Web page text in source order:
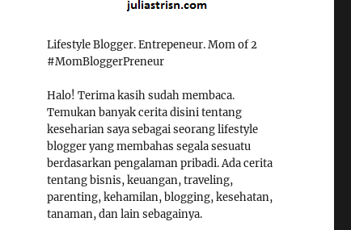
Lifestyle Blogger. Entrepeneur. Mom of 2
#MomBloggerPreneur
Halo! Terima kasih sudah membaca.
Temukan banyak cerita disini tentang
keseharian saya sebagai seorang lifestyle
blogger yang membahas segala sesuatu
berdasarkan pengalaman pribadi. Ada cerita
tentang bisnis, keuangan, traveling,
parenting, kehamilan, blogging, kesehatan,
tanaman, dan lain sebagainya.